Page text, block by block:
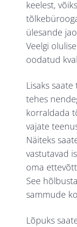
keelest,
ülesande
Veelgi
oodatud
Lisaks
tehes
korraldada
vajate
Näiteks
vastutavad
oma
See
sammude
Lõpuks